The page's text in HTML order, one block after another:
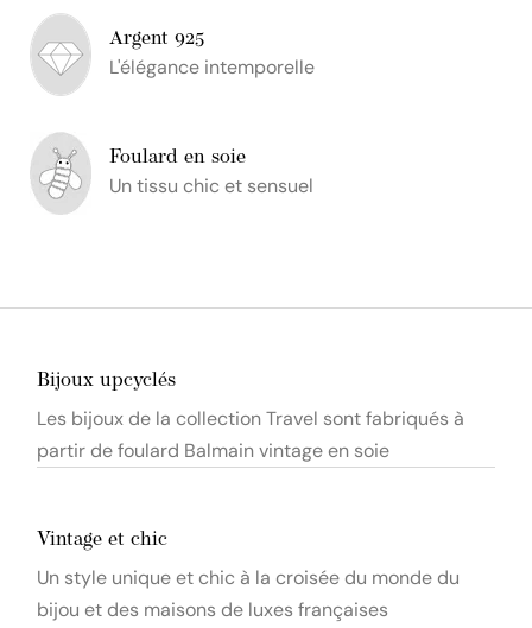
Argent 925
L'élégance intemporelle
Foulard en soie
Un tissu chic et sensuel
Bijoux upcyclés
Les bijoux de la collection Travel sont fabriqués à
partir de foulard Balmain vintage en soie
Vintage et chic
Un style unique et chic à la croisée du monde du
bijou et des maisons de luxes françaises